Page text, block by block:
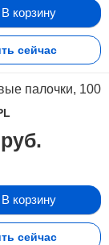
В корзину
сейчас
палочки, 100
В корзину
сейчас